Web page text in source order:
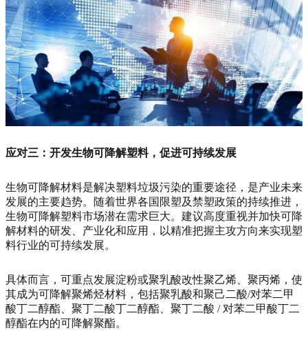
应对三：开发生物可降解塑料，促进可持续发展
生物可降解材料是解决塑料垃圾污染的重要途径，是产业未来
发展的主要趋势。随着世界各国限塑及禁塑政策的持续推进，
生物可降解塑料市场潜在需求巨大。建议高度重视并加快可降
解材料的研发、产业化和应用，以精准把握主攻方向来实现塑
料行业的可持续发展。
具体而言，可重点发展淀粉或聚乳酸改性聚乙烯、聚丙烯，使
其成为可降解聚烯烃材料，包括聚乳酸和聚己二酸/对苯二甲
酸丁二醇酯、聚丁二酸丁二醇酯、聚丁二酸 / 对苯二甲酸丁二
醇酯在内的可降解聚酯。